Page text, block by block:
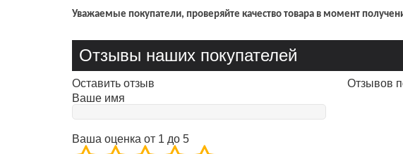
Уважаемые покупатели, проверяйте качество товара в момент
Отзывы наших покупателей
Оставить отзыв
Ваше имя
Ваша оценка от 1 до 5
Отзывов